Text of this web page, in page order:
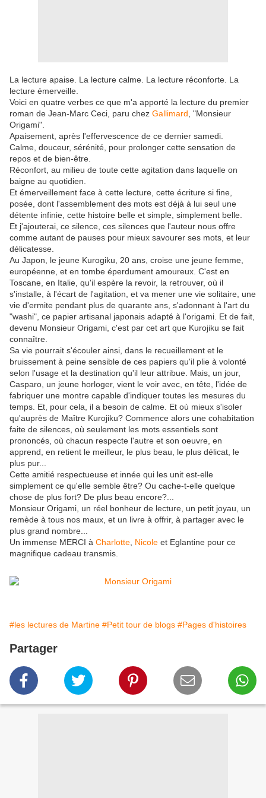
La lecture apaise. La lecture calme. La lecture réconforte. La
lecture émerveille.
Voici en quatre verbes ce que m'a apporté la lecture du premier
roman de Jean-Marc Ceci, paru chez Gallimard , "Monsieur
Origami".
Apaisement, après l'effervescence de ce dernier samedi.
Calme, douceur, sérénité, pour prolonger cette sensation de
repos et de bien-être.
Réconfort, au milieu de toute cette agitation dans laquelle on
baigne au quotidien.
Et émerveillement face à cette lecture, cette écriture si fine,
posée, dont l'assemblement des mots est déjà à lui seul une
détente infinie, cette histoire belle et simple, simplement belle.
Et j'ajouterai, ce silence, ces silences que l'auteur nous offre
comme autant de pauses pour mieux savourer ses mots, et leur
délicatesse.
Au Japon, le jeune Kurogiku, 20 ans, croise une jeune femme,
européenne, et en tombe éperdument amoureux. C'est en
Toscane, en Italie, qu'il espère la revoir, la retrouver, où il
s'installe, à l'écart de l'agitation, et va mener une vie solitaire, une
vie d'ermite pendant plus de quarante ans, s'adonnant à l'art du
"washi", ce papier artisanal japonais adapté à l'origami. Et de fait,
devenu Monsieur Origami, c'est par cet art que Kurojiku se fait
connaître.
Sa vie pourrait s'écouler ainsi, dans le recueillement et le
bruissement à peine sensible de ces papiers qu'il plie à volonté
selon l'usage et la destination qu'il leur attribue. Mais, un jour,
Casparo, un jeune horloger, vient le voir avec, en tête, l'idée de
fabriquer une montre capable d'indiquer toutes les mesures du
temps. Et, pour cela, il a besoin de calme. Et où mieux s'isoler
qu'auprès de Maître Kurojiku? Commence alors une cohabitation
faite de silences, où seulement les mots essentiels sont
prononcés, où chacun respecte l'autre et son oeuvre, en
apprend, en retient le meilleur, le plus beau, le plus délicat, le
plus pur...
Cette amitié respectueuse et innée qui les unit est-elle
simplement ce qu'elle semble être? Ou cache-t-elle quelque
chose de plus fort? De plus beau encore?...
Monsieur Origami, un réel bonheur de lecture, un petit joyau, un
remède à tous nos maux, et un livre à offrir, à partager avec le
plus grand nombre...
Un immense MERCI à Charlotte Nicole et Eglantine pour ce
magnifique cadeau transmis.
#les lectures de Martine #Petit tour de blogs #Pages d'histoires
Partager